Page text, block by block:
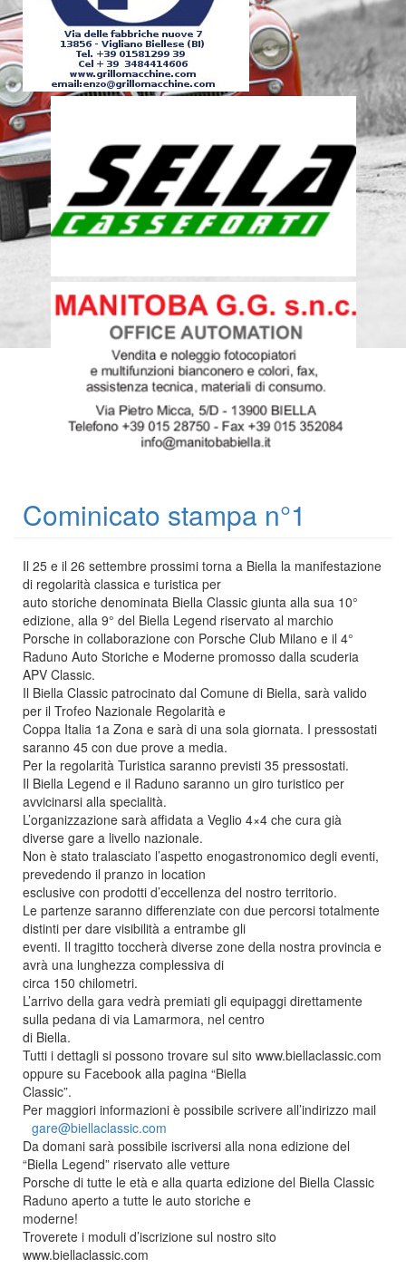
Cominicato stampa n°1
Il 25 e il 26 settembre prossimi torna a Biella la manifestazione
di regolarità classica e turistica per
auto storiche denominata Biella Classic giunta alla sua 10°
edizione, alla 9° del Biella Legend riservato al marchio
Porsche in collaborazione con Porsche Club Milano e il 4°
Raduno Auto Storiche e Moderne promosso dalla scuderia
APV Classic.
Il Biella Classic patrocinato dal Comune di Biella, sarà valido
per il Trofeo Nazionale Regolarità e
Coppa Italia 1a Zona e sarà di una sola giornata. I pressostati
saranno 45 con due prove a media.
Per la regolarità Turistica saranno previsti 35 pressostati.
Il Biella Legend e il Raduno saranno un giro turistico per
avvicinarsi alla specialità.
L’organizzazione sarà affidata a Veglio 4×4 che cura già
diverse gare a livello nazionale.
Non è stato tralasciato l’aspetto enogastronomico degli eventi,
prevedendo il pranzo in location
esclusive con prodotti d’eccellenza del nostro territorio.
Le partenze saranno differenziate con due percorsi totalmente
distinti per dare visibilità a entrambe gli
eventi. Il tragitto toccherà diverse zone della nostra provincia e
avrà una lunghezza complessiva di
circa 150 chilometri.
L’arrivo della gara vedrà premiati gli equipaggi direttamente
sulla pedana di via Lamarmora, nel centro
di Biella.
Tutti i dettagli si possono trovare sul sito www.biellaclassic.com
oppure su Facebook alla pagina “Biella
Classic”.
Per maggiori informazioni è possibile scrivere all’indirizzo mail
gare@biellaclassic.com
Da domani sarà possibile iscriversi alla nona edizione del
“Biella Legend” riservato alle vetture
Porsche di tutte le età e alla quarta edizione del Biella Classic
Raduno aperto a tutte le auto storiche e
moderne!
Troverete i moduli d’iscrizione sul nostro sito
www.biellaclassic.com